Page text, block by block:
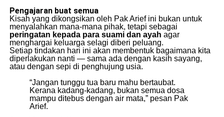
Pengajaran buat semua
Kisah yang dikongsikan oleh Pak Arief ini bukan untuk
menyalahkan mana-mana pihak, tetapi sebagai
peringatan kepada para suami dan ayah agar
menghargai keluarga selagi diberi peluang.
Setiap tindakan hari ini akan membentuk bagaimana kita
diperlakukan nanti — sama ada dengan kasih sayang,
atau dengan sepi di penghujung usia.
“Jangan tunggu tua baru mahu bertaubat.
Kerana kadang-kadang, bukan semua dosa
mampu ditebus dengan air mata,” pesan Pak
Arief.